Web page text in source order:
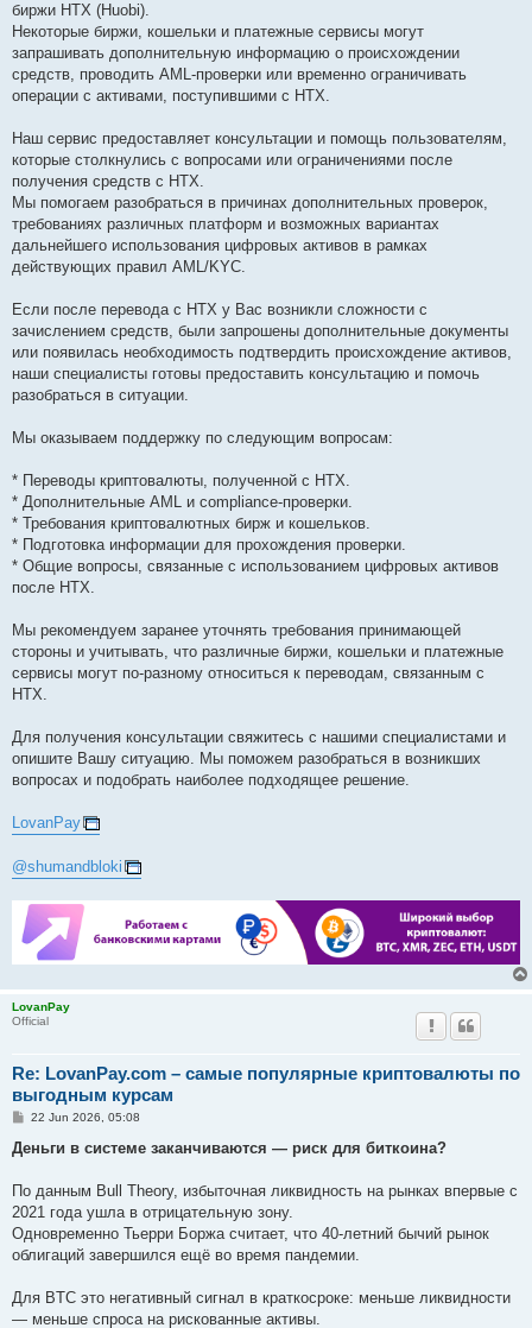
биржи HTX (Huobi).
Некоторые биржи, кошельки и платежные сервисы могут
запрашивать дополнительную информацию о происхождении
средств, проводить AML-проверки или временно ограничивать
операции с активами, поступившими с HTX.
Наш сервис предоставляет консультации и помощь пользователям,
которые столкнулись с вопросами или ограничениями после
получения средств с HTX.
Мы помогаем разобраться в причинах дополнительных проверок,
требованиях различных платформ и возможных вариантах
дальнейшего использования цифровых активов в рамках
действующих правил AML/KYC.
Если после перевода с HTX у Вас возникли сложности с
зачислением средств, были запрошены дополнительные документы
или появилась необходимость подтвердить происхождение активов,
наши специалисты готовы предоставить консультацию и помочь
разобраться в ситуации.
Мы оказываем поддержку по следующим вопросам:
* Переводы криптовалюты, полученной с HTX.
* Дополнительные AML и compliance-проверки.
* Требования криптовалютных бирж и кошельков.
* Подготовка информации для прохождения проверки.
* Общие вопросы, связанные с использованием цифровых активов
после HTX.
Мы рекомендуем заранее уточнять требования принимающей
стороны и учитывать, что различные биржи, кошельки и платежные
сервисы могут по-разному относиться к переводам, связанным с
HTX.
Для получения консультации свяжитесь с нашими специалистами и
опишите Вашу ситуацию. Мы поможем разобраться в возникших
вопросах и подобрать наиболее подходящее решение.
LovanPay
@shumandbloki
LovanPay
Official
Re: LovanPay.com – самые популярные криптовалюты по
выгодным курсам
P
s
22 Jun 2026, 05:08
Деньги в системе заканчиваются — риск для биткоина?
По данным Bull Theory, избыточная ликвидность на рынках впервые с
2021 года ушла в отрицательную зону.
Одновременно Тьерри Боржа считает, что 40-летний бычий рынок
облигаций завершился ещё во время пандемии.
Для BTC это негативный сигнал в краткосроке: меньше ликвидности
— меньше спроса на рискованные активы.